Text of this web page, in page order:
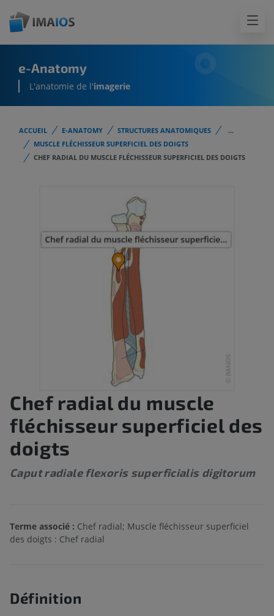
e-Anatomy
L'anatomie de l'imagerie
ACCUEIL E-ANATOMY STRUCTURES ANATOMIQUES
...
MUSCLE FLÉCHISSEUR SUPERFICIEL DES DOIGTS
CHEF RADIAL DU MUSCLE FLÉCHISSEUR SUPERFICIEL DES DOIGTS
Chef radial du muscle
fléchisseur superficiel des
doigts
Caput radiale flexoris superficialis digitorum
Terme associé : Chef radial; Muscle fléchisseur superficiel
des doigts : Chef radial
Définition